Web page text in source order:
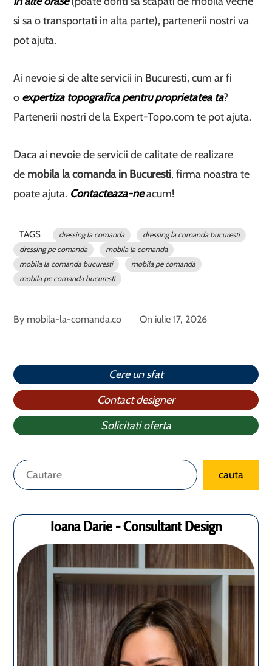
si sa o transportati in alta parte), partenerii nostri va
pot ajuta.
Ai nevoie si de alte servicii in Bucuresti, cum ar fi
o expertiza topografica pentru proprietatea ta?
Partenerii nostri de la Expert-Topo.com te pot ajuta.
Daca ai nevoie de servicii de calitate de realizare
de mobila la comanda in Bucuresti, firma noastra te
poate ajuta. Contacteaza-neacum!
TAGS dressing la comanda
dressing la comanda bucuresti
dressing pe comanda
mobila la comanda
mobila la comanda bucuresti
mobila pe comanda
mobila pe comanda bucuresti
By mobila-la-comanda.co On iulie 17, 2026
Cere un sfat
Contact designer
Solicitati oferta
Caută cauta
Ioana Darie - Consultant Design